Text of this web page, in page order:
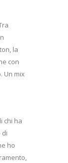
la
con
Un mix
chi ha
di
ho